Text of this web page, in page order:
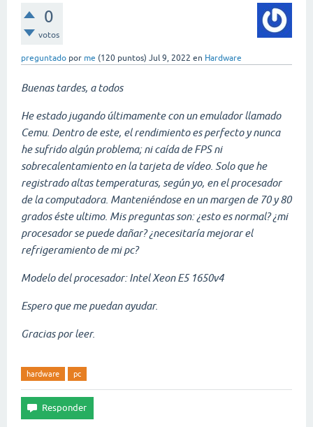
0
votos
preguntado por me (120 puntos) Jul 9, 2022 en Hardware
Buenas tardes, a todos
He estado jugando últimamente con un emulador llamado
Cemu. Dentro de este, el rendimiento es perfecto y nunca
he sufrido algún problema; ni caída de FPS ni
sobrecalentamiento en la tarjeta de vídeo. Solo que he
registrado altas temperaturas, según yo, en el procesador
de la computadora. Manteniéndose en un margen de 70 y 80
grados éste ultimo. Mis preguntas son: ¿esto es normal? ¿mi
procesador se puede dañar? ¿necesitaría mejorar el
refrigeramiento de mi pc?
Modelo del procesador: Intel Xeon E5 1650v4
Espero que me puedan ayudar.
Gracias por leer.
hardware pc